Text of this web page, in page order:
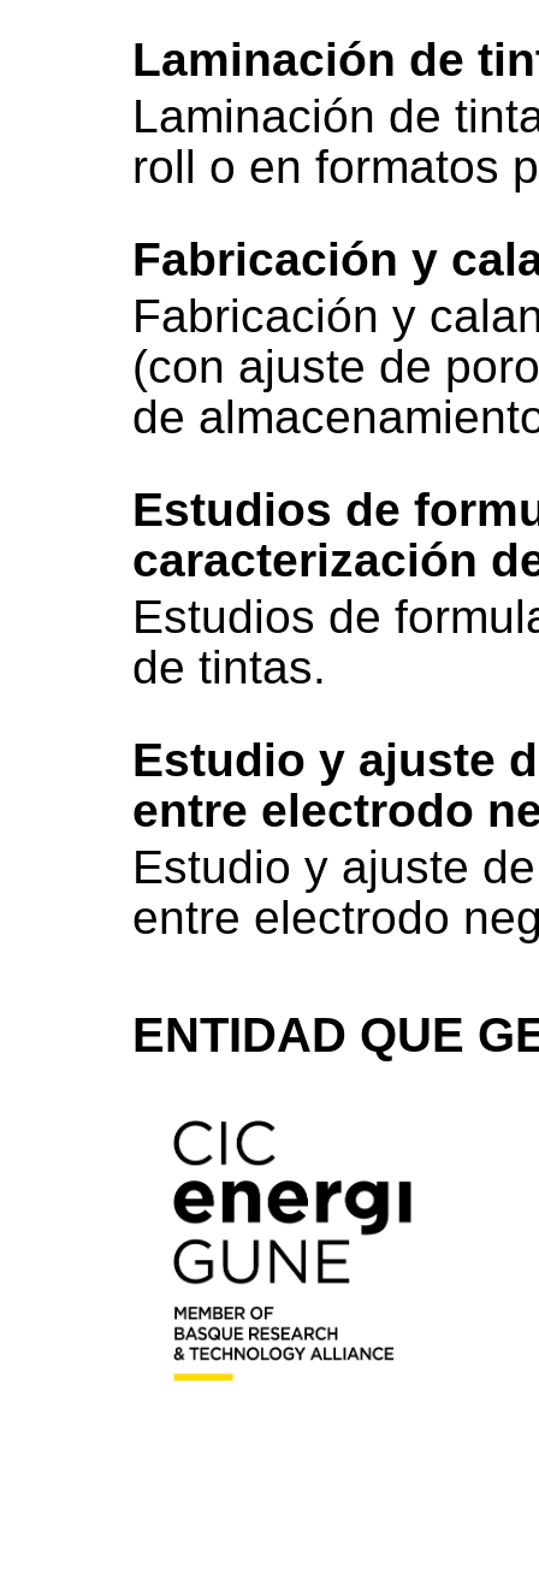
Laminación de
Laminación de
roll o en formatos
Fabricación y
Fabricación y
(con ajuste de
de
Estudios de
caracterización
Estudios de
de tintas.
Estudio y ajuste
entre electrodo
Estudio y ajuste
entre electrodo
ENTIDAD QUE